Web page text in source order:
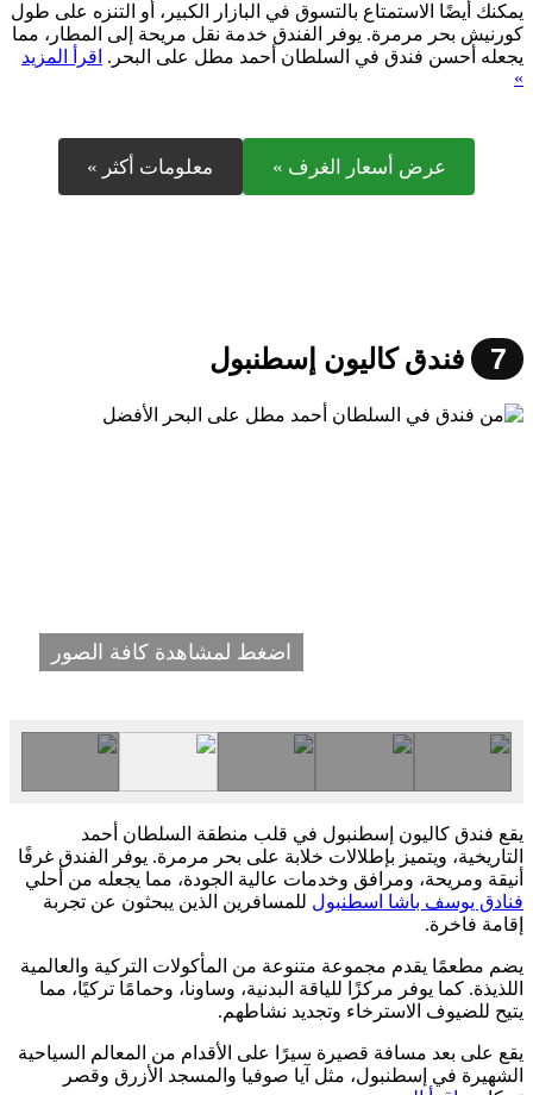
يمكنك أيضًا الاستمتاع بالتسوق في البازار الكبير، أو التنزه على طول
كورنيش بحر مرمرة. يوفر الفندق خدمة نقل مريحة إلى المطار، مما
يجعله أحسن فندق في السلطان أحمد مطل على البحر. اقرأ المزيد
»
عرض أسعار الغرف » معلومات أكثر »
7 فندق كاليون إسطنبول
اضغط لمشاهدة كافة الصور
يقع فندق كاليون إسطنبول في قلب منطقة السلطان أحمد
التاريخية، ويتميز بإطلالات خلابة على بحر مرمرة. يوفر الفندق غرفًا
أنيقة ومريحة، ومرافق وخدمات عالية الجودة، مما يجعله من أحلي
فنادق يوسف باشا اسطنبول للمسافرين الذين يبحثون عن تجربة
إقامة فاخرة.
يضم مطعمًا يقدم مجموعة متنوعة من المأكولات التركية والعالمية
اللذيذة. كما يوفر مركزًا للياقة البدنية، وساونا، وحمامًا تركيًا، مما
يتيح للضيوف الاسترخاء وتجديد نشاطهم.
يقع على بعد مسافة قصيرة سيرًا على الأقدام من المعالم السياحية
الشهيرة في إسطنبول، مثل آيا صوفيا والمسجد الأزرق وقصر